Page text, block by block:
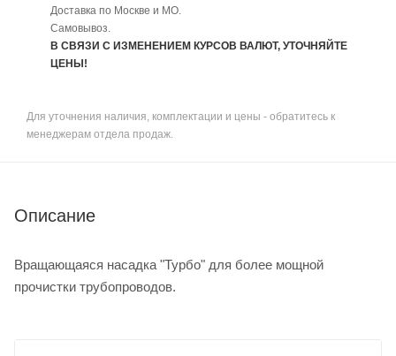
Доставка по Москве и МО.
Самовывоз.
В СВЯЗИ С ИЗМЕНЕНИЕМ КУРСОВ ВАЛЮТ, УТОЧНЯЙТЕ
ЦЕНЫ!
Для уточнения наличия, комплектации и цены - обратитесь к
менеджерам отдела продаж.
Описание
Вращающаяся насадка "Турбо" для более мощной
прочистки трубопроводов.